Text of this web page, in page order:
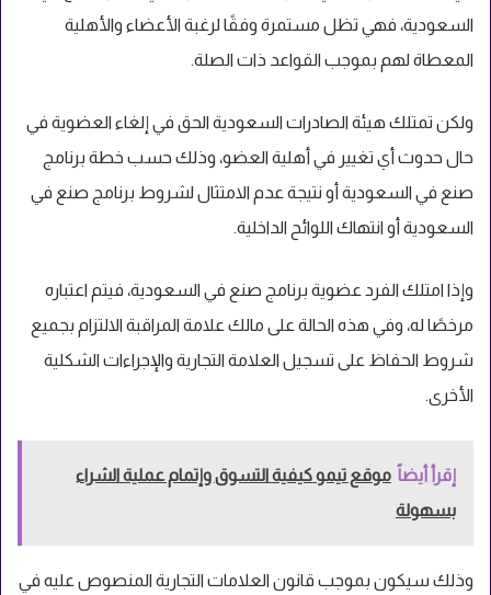
السعودية، فهي تظل مستمرة وفقًا لرغبة الأعضاء والأهلية
المعطاة لهم بموجب القواعد ذات الصلة.
ولكن تمتلك هيئة الصادرات السعودية الحق في إلغاء العضوية في
حال حدوث أي تغيير في أهلية العضو، وذلك حسب خطة برنامج
صنع في السعودية أو نتيجة عدم الامتثال لشروط برنامج صنع في
السعودية أو انتهاك اللوائح الداخلية.
وإذا امتلك الفرد عضوية برنامج صنع في السعودية، فيتم اعتباره
مرخصًا له، وفي هذه الحالة على مالك علامة المراقبة الالتزام بجميع
شروط الحفاظ على تسجيل العلامة التجارية والإجراءات الشكلية
الأخرى.
إقرأ أيضاً موقع تيمو كيفية التسوق وإتمام عملية الشراء
بسهولة
وذلك سيكون بموجب قانون العلامات التجارية المنصوص عليه في